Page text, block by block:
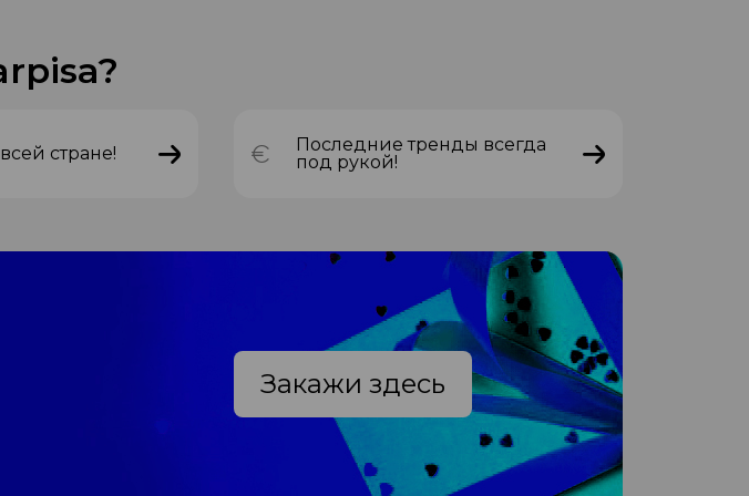
стране!
Последние тренды всегда
под рукой!
Закажи здесь